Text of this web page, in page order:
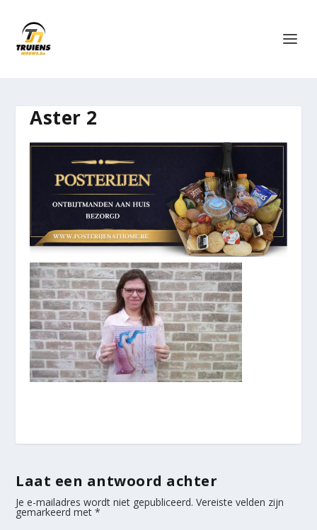
Aster 2
Laat een antwoord achter
Je e-mailadres wordt niet gepubliceerd. Vereiste velden zijn
gemarkeerd met*